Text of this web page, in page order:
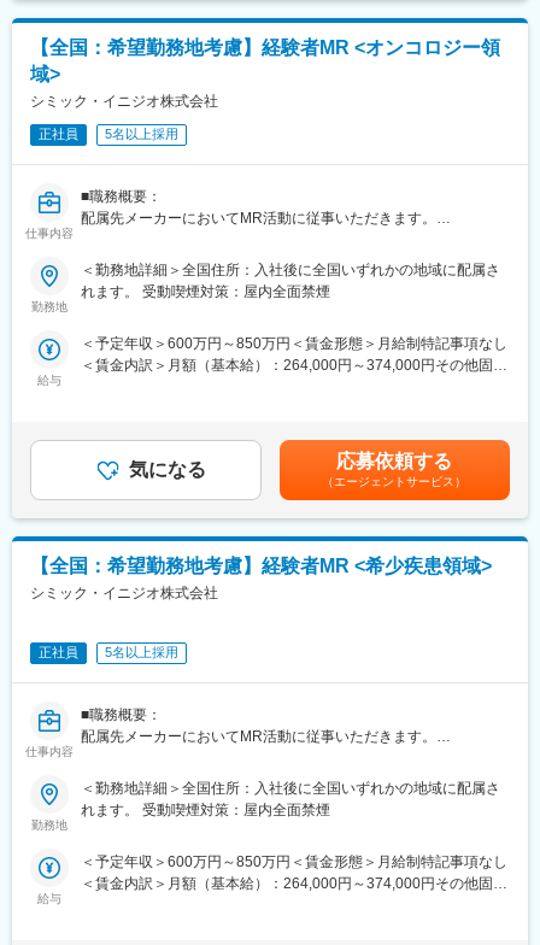
じめ、役員クラスが元MR出身のためMRのキャリアや育成、長期
就業について力を入れている企業です。
・製品研修（約2週間～2ヶ月、プロジェクトによる）：入社オリ
エンテーション後に配属先プロジェクトの製薬メーカーにて製品
他、横断研修、eラーニングの研修等も受けることが可能です。
・オンコロジー専門MR育成プログラム、IBD専門育成プログラ
しています。
(2)プロジェクトマネジメント体制：プロジェクトマネージャー、
として結果を出せるように万全のサポート体制を整えています。
(3)豊富なプロジェクト数、50社を超える多数の取引メーカー：同
年代のMRの方が活躍されています。
■中途入社社員の年収例：
・入社3年目（MR経験者）28歳：642万（月給＋日当＋住宅手
当）
・入社5年目（MR経験者）33歳：712万（月給＋日当＋住宅手
当）
変更の範囲：会社の定める業務
額)は固定手当を含めた表記です。
【全国：希望勤務地考慮】経験者MR <オンコロジー領
域>
シミック・イニジオ株式会社
正社員 5名以上採用
仕事内容
■職務概要：
配属先メーカーにおいてMR活動に従事いただきます。
■新薬プロジェクト95％超／常時60以上のプロジェクトが稼働
プロジェクトの数やバリエーションはキャリア形成に直結するた
め、CSOでの転職を考えるうえで重要なポイントです。
業規模、製品領域などのバランスを考慮しながら、常時60以上の
プロジェクトが稼働しています。
■年齢も経験も多様な人財が活躍
シミック・イニジオはほぼ全員が中途採用です。それぞれ異なる
バックグラウンドを持ち、その経験を活かして活動しています。
社員の年齢分布も幅広く、20代～60代まで在籍しています。社員
の経験の多様性は、変革期にある製薬業界にあって、私たちの事
業を支える重要な要素です。
シミック・イニジオにとってサービス品質の源泉となるのは人財
資を行っています。自己成長意欲を尊重し、業務直結の研修だけ
でなく、変化する時代に対応するビジネススキル習得も含め階層
行っています。
できる制度があります。社員と社員のご家族が安心し、仕事もプ
ライベートも充実して活躍できるよう、福利厚生制度を整備して
勤務地
＜勤務地詳細＞全国住所：入社後に全国いずれかの地域に配属さ
れます。 受動喫煙対策：屋内全面禁煙
給与
＜予定年収＞600万円～850万円＜賃金形態＞月給制特記事項なし
＜賃金内訳＞月額（基本給）：264,000円～374,000円その他固定
を全額支給 ■賞与年2回（昨年度実績4.2ヶ月）、報酬改定年1回■
全国勤務が可能な方は、初回給与時に30万円の一時金を支給賃金
はあくまでも目安の金額であり、選考を通じて上下する可能性が
あります。月給(月額)は固定手当を含めた表記です。
気になる 応募依頼する
（エージェントサービス）
【全国：希望勤務地考慮】経験者MR <希少疾患領域>
シミック・イニジオ株式会社
正社員 5名以上採用
仕事内容
■職務概要：
配属先メーカーにおいてMR活動に従事いただきます。
■新薬プロジェクト95％超／常時60以上のプロジェクトが稼働
プロジェクトの数やバリエーションはキャリア形成に直結するた
め、CSOでの転職を考えるうえで重要なポイントです。
業規模、製品領域などのバランスを考慮しながら、常時60以上の
プロジェクトが稼働しています。
勤務地
＜勤務地詳細＞全国住所：入社後に全国いずれかの地域に配属さ
れます。 受動喫煙対策：屋内全面禁煙
給与
＜予定年収＞600万円～850万円＜賃金形態＞月給制特記事項なし
＜賃金内訳＞月額（基本給）：264,000円～374,000円その他固定